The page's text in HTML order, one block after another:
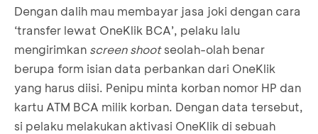
Dengan dalih mau membayar jasa joki dengan cara
‘transfer lewat OneKlik BCA’, pelaku lalu
mengirimkan screen shootseolah-olah benar
berupa form isian data perbankan dari OneKlik
yang harus diisi. Penipu minta korban nomor HP dan
kartu ATM BCA milik korban. Dengan data tersebut,
si pelaku melakukan aktivasi OneKlik di sebuah